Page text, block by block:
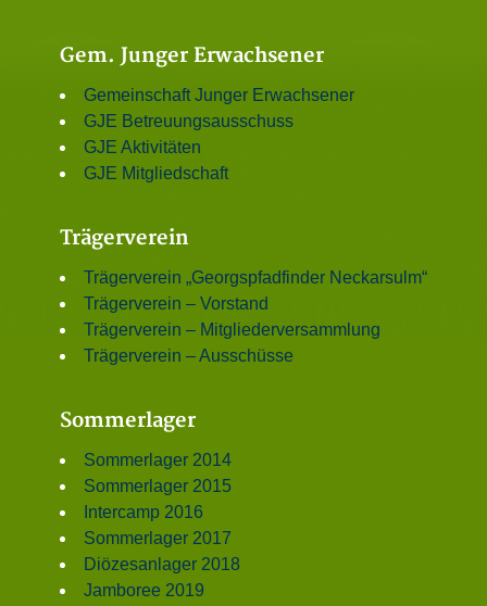
Gem. Junger Erwachsener
Gemeinschaft Junger Erwachsener
GJE Betreuungsausschuss
GJE Aktivitäten
GJE Mitgliedschaft
Trägerverein
Trägerverein „Georgspfadfinder Neckarsulm“
Trägerverein – Vorstand
Trägerverein – Mitgliederversammlung
Trägerverein – Ausschüsse
Sommerlager
Sommerlager 2014
Sommerlager 2015
Intercamp 2016
Sommerlager 2017
Diözesanlager 2018
Jamboree 2019